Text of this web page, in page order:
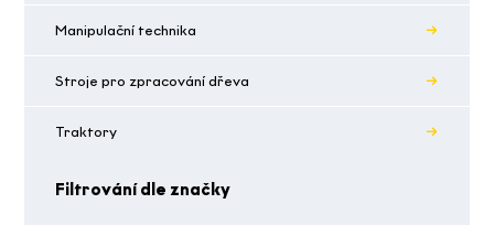
Manipulační technika
Stroje pro zpracování dřeva
Traktory
Filtrování dle značky